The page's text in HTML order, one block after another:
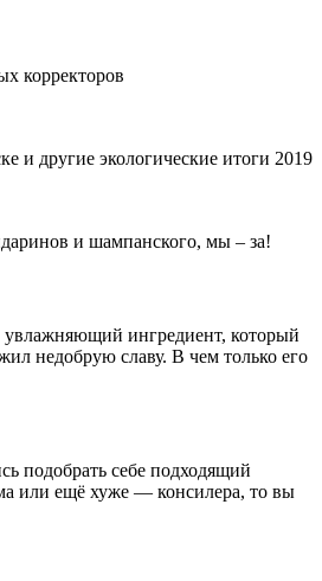
корректоров
и другие экологические итоги 2019
и шампанского, мы – за!
ингредиент, который
недобрую славу. В чем только его
подобрать себе подходящий
или ещё хуже — консилера, то вы